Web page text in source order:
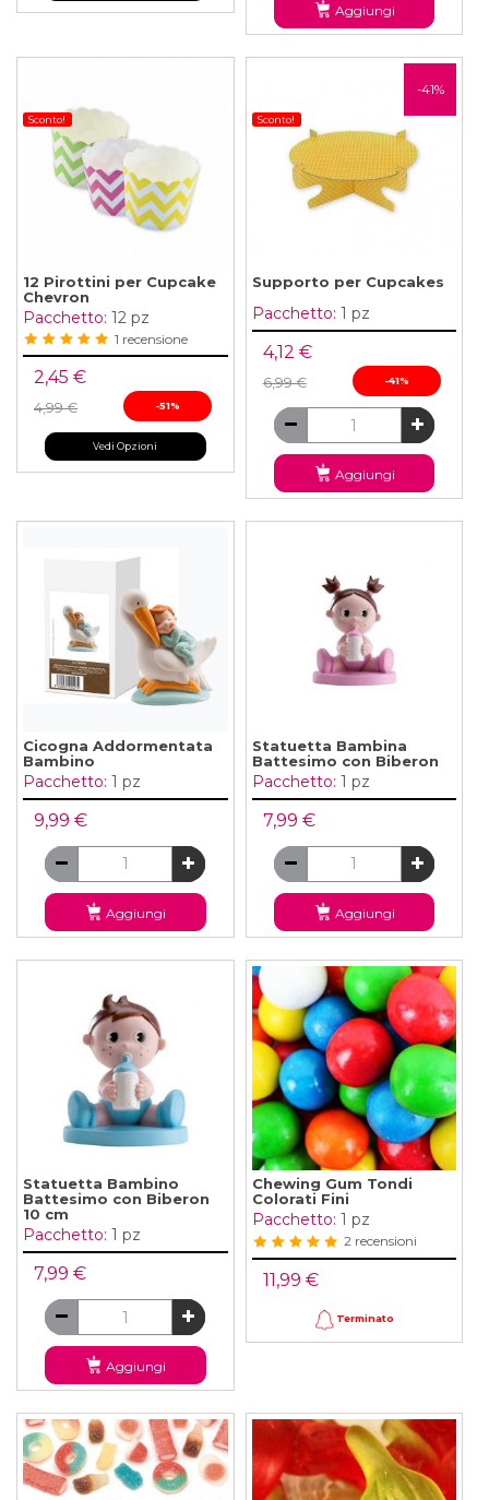
Aggiungi
Sconto!
12 Pirottini per Cupcake
Chevron
Pacchetto: 12 pz
1 recensione
2,45 €
4,99 € -51%
Vedi Opzioni
-41%
Sconto!
Supporto per Cupcakes
Pacchetto: 1 pz
4,12 €
6,99 € -41%
Aggiungi
Cicogna Addormentata
Bambino
Pacchetto: 1 pz
9,99 €
Aggiungi
Statuetta Bambina
Battesimo con Biberon
Pacchetto: 1 pz
7,99 €
Aggiungi
Statuetta Bambino
Battesimo con Biberon
10 cm
Pacchetto: 1 pz
7,99 €
Aggiungi
Chewing Gum Tondi
Colorati Fini
Pacchetto: 1 pz
2 recensioni
11,99 €
Terminato